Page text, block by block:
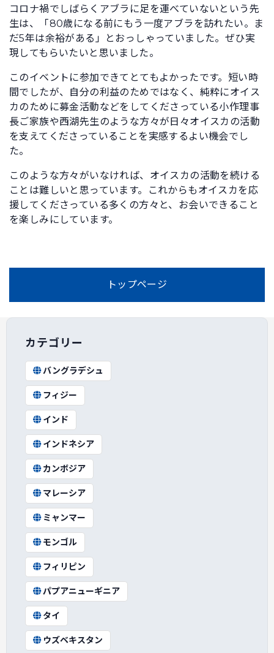
コロナ禍でしばらくアブラに足を運べていないという先
生は、「80歳になる前にもう一度アブラを訪れたい。ま
だ5年は余裕がある」とおっしゃっていました。ぜひ実
現してもらいたいと思いました。
このイベントに参加できてとてもよかったです。短い時
間でしたが、自分の利益のためではなく、純粋にオイス
カのために募金活動などをしてくださっている小作理事
長ご家族や西湖先生のような方々が日々オイスカの活動
を支えてくださっていることを実感するよい機会でし
た。
このような方々がいなければ、オイスカの活動を続ける
ことは難しいと思っています。これからもオイスカを応
援してくださっている多くの方々と、お会いできること
を楽しみにしています。
トップページ
カテゴリー
バングラデシュ
フィジー
インド
インドネシア
カンボジア
マレーシア
ミャンマー
モンゴル
フィリピン
パプアニューギニア
タイ
ウズベキスタン